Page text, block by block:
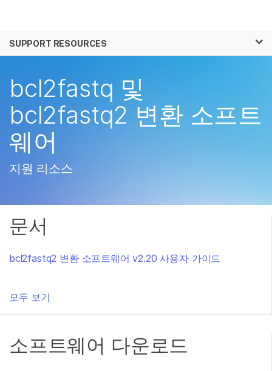
솔루션
회사
지원
추천 링크
SUPPORT RESOURCES
bcl2fastq 및
bcl2fastq2 변환 소프트
웨어
지원 리소스
문서
bcl2fastq2 변환 소프트웨어 v2.20 사용자 가이드
모두 보기
소프트웨어 다운로드
보다 관련성이 높은 콘텐츠를 확인하실 수 있
습니다. 주요 관심 분야를 선택해 주세요:
암 연구
미생물학 연구
농업유전체학 연구
복합 질환 연구
유전 및 희귀 질환 연
구